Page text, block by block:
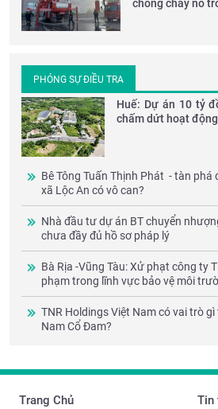
chống cháy nổ
PHÓNG SỰ ĐIỀU TRA
Huế: Dự án 10 tỷ
chấm dứt hoạt động
Bê Tông Tuấn Thịnh Phát - tàn phá
xã Lộc An có vô can?
Nhà đầu tư dự án BT chuyển
chưa đầy đủ hồ sơ pháp lý
Bà Rịa -Vũng Tàu: Xử phạt công ty
phạm trong lĩnh vực bảo vệ môi
TNR Holdings Việt Nam có vai trò
Nam Cổ Đam?
Trang Chủ
Tin